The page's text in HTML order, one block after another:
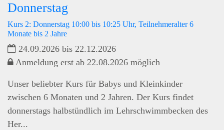
Donnerstag
Kurs 2: Donnerstag 10:00 bis 10:25 Uhr, Teilnehmeralter 6
Monate bis 2 Jahre
24.09.2026 bis 22.12.2026
Anmeldung erst ab 22.08.2026 möglich
Unser beliebter Kurs für Babys und Kleinkinder
zwischen 6 Monaten und 2 Jahren. Der Kurs findet
donnerstags halbstündlich im Lehrschwimmbecken des
Her...